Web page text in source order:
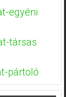
egyéni
társas
pártoló